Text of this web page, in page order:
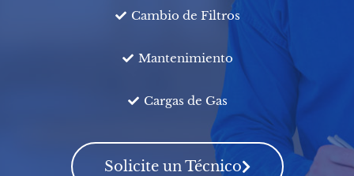
Cambio de Filtros
Mantenimiento
Cargas de Gas
Solicite un Técnico